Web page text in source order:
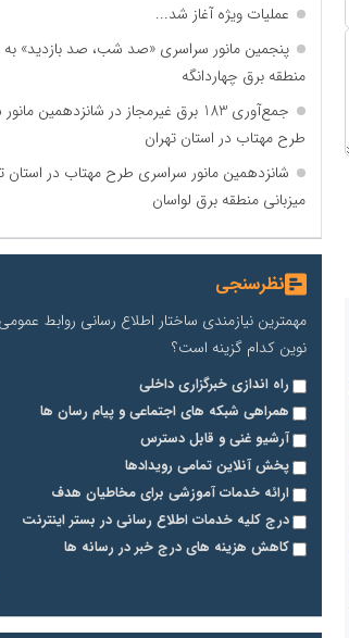
عملیات ویژه آغاز شد...
پنجمین مانور سراسری «صد شب، صد بازدید» به
منطقه برق چهاردانگه
جمع‌آوری 183 برق غیرمجاز در شانزدهمین
طرح مهتاب در استان تهران
شانزدهمین مانور سراسری طرح مهتاب در استان
میزبانی منطقه برق لواسان
نظرسنجی
مهمترین نیازمندی ساختار اطلاع رسانی روابط
نوین کدام گزینه است؟
راه اندازی خبرگزاری داخلی
همراهی شبکه های اجتماعی و پیام رسان ها
آرشیو غنی و قابل دسترس
پخش آنلاین تمامی رویدادها
ارائه خدمات آموزشی برای مخاطیان هدف
درج کلیه خدمات اطلاع رسانی در بستر اینترنت
کاهش هزینه های درج خبر در رسانه ها